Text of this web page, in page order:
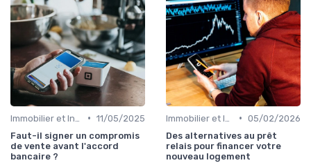
• 11/05/2025
Faut-il signer un compromis
de vente avant l'accord
bancaire ?
• 05/02/2026
Des alternatives au prêt
relais pour financer votre
nouveau logement